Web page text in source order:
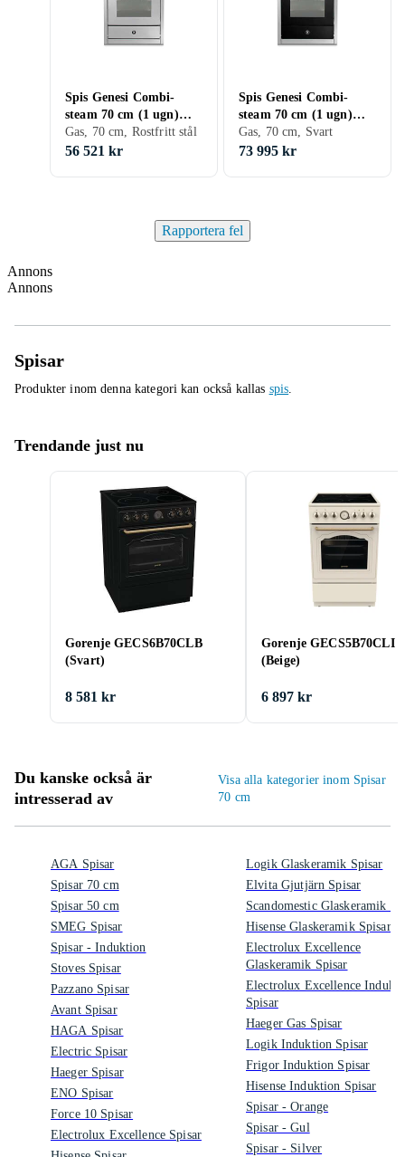
Spis Genesi Combi-
steam 70 cm (1 ugn)
(Inox) Gas
Gas, 70 cm, Rostfritt stål
56 521 kr
Spis Genesi Combi-
steam 70 cm (1 ugn)
(Nero) Gas
Gas, 70 cm, Svart
73 995 kr
Rapportera fel
Annons
Annons
Spisar
Produkter inom denna kategori kan också kallas spis.
Trendande just nu
Gorenje GECS6B70CLB
(Svart)
8 581 kr
Gorenje GECS5B70CLI
(Beige)
6 897 kr
Du kanske också är
intresserad av
Visa alla kategorier inom Spisar
70 cm
AGA Spisar
Spisar 70 cm
Spisar 50 cm
SMEG Spisar
Spisar - Induktion
Stoves Spisar
Pazzano Spisar
Avant Spisar
HAGA Spisar
Electric Spisar
Haeger Spisar
ENO Spisar
Force 10 Spisar
Electrolux Excellence Spisar
Logik Glaskeramik Spisar
Elvita Gjutjärn Spisar
Scandomestic Glaskeramik
Hisense Glaskeramik Spisar
Electrolux Excellence
Glaskeramik Spisar
Electrolux Excellence
Spisar
Haeger Gas Spisar
Logik Induktion Spisar
Frigor Induktion Spisar
Hisense Induktion Spisar
Spisar - Orange
Spisar - Gul
Spisar - Silver